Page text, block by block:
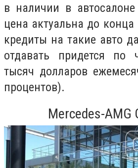
в наличии в
цена актуальна до конца
кредиты на такие авто
отдавать придется по
тысяч долларов
процентов).
Mercedes-AMG